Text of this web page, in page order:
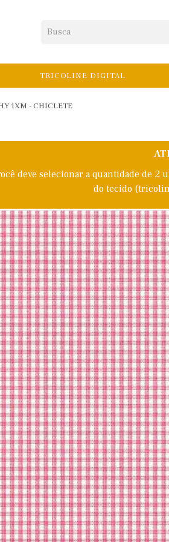
TRICOLINE DIGITAL
1XM - CHICLETE
deve selecionar a quantidade de
do tecido